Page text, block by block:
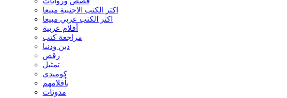
اكثر الكتب الاجنبية مبيعا
اكثر الكتب عربي مبيعا
أفلام عربية
مراجعة كتب
دين ودنيا
رقص
تمثيل
كوميدي
بأقلامهم
مدونات